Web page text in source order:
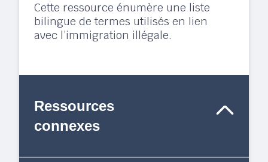
Cette ressource énumère une liste
bilingue de termes utilisés en lien
avec l’immigration illégale.
Ressources
connexes